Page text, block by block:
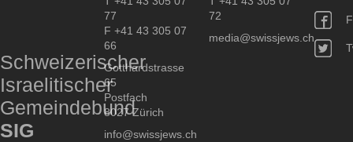
Schweizerischer
Israelitischer
Gemeindebund
SIG
77
F +41 43 305 07
66
Gotthardstrasse
65
Postfach
8027 Zürich
info@swissjews.ch
72
media@swissjews.ch